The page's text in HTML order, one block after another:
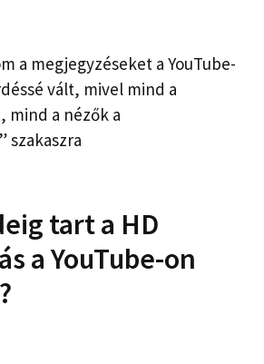
a megjegyzéseket a YouTube-
vált, mivel mind a
mind a nézők a
szakaszra
tart a HD
a YouTube-on